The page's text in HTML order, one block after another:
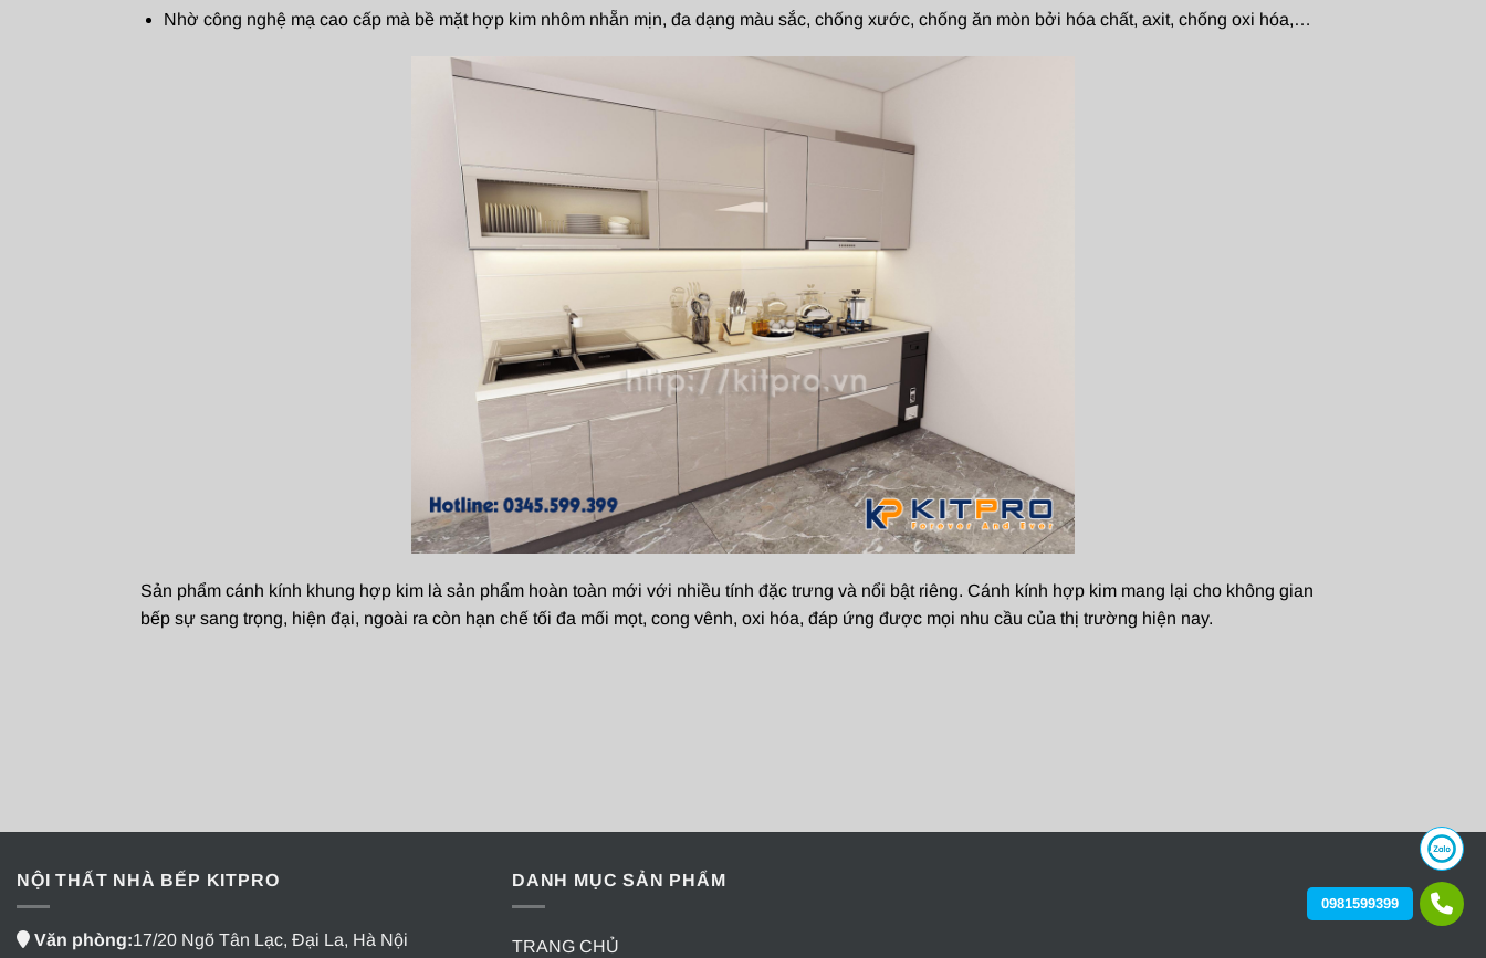
Nhờ công nghệ mạ cao cấp mà bề mặt hợp kim nhôm nhẵn mịn, đa dạng màu sắc, chống xước, chống ăn mòn bởi hóa chất, axit, chống oxi hóa,…
Sản phẩm cánh kính khung hợp kim là sản phẩm hoàn toàn mới với nhiều tính đặc trưng và nổi bật riêng. Cánh kính hợp kim mang lại cho không gian
bếp sự sang trọng, hiện đại, ngoài ra còn hạn chế tối đa mối mọt, cong vênh, oxi hóa, đáp ứng được mọi nhu cầu của thị trường hiện nay.
NỘI THẤT NHÀ BẾP KITPRO
Văn phòng:17/20 Ngõ Tân Lạc, Đại La, Hà Nội
DANH MỤC SẢN PHẨM
TRANG CHỦ
0981599399